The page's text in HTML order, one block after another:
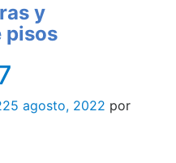
y
pisos
5 agosto, 2022 por